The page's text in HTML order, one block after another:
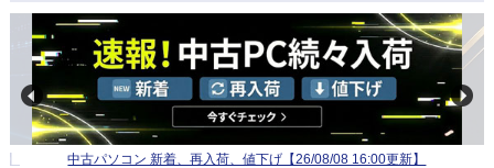
中古パソコン 新着、再入荷、値下げ【26/08/08 16:00更新】